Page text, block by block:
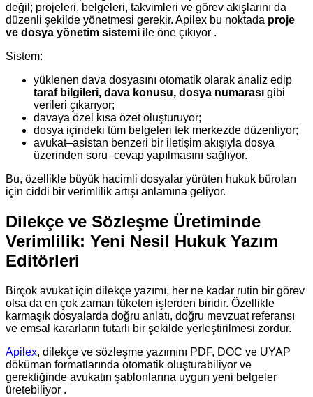
değil; projeleri, belgeleri, takvimleri ve görev akışlarını da
düzenli şekilde yönetmesi gerekir. Apilex bu noktada proje
ve dosya yönetim sistemi ile öne çıkıyor .
Sistem:
yüklenen dava dosyasını otomatik olarak analiz edip
taraf bilgileri, dava konusu, dosya numarası gibi
verileri çıkarıyor;
davaya özel kısa özet oluşturuyor;
dosya içindeki tüm belgeleri tek merkezde düzenliyor;
avukat–asistan benzeri bir iletişim akışıyla dosya
üzerinden soru–cevap yapılmasını sağlıyor.
Bu, özellikle büyük hacimli dosyalar yürüten hukuk büroları
için ciddi bir verimlilik artışı anlamına geliyor.
Dilekçe ve Sözleşme Üretiminde
Verimlilik: Yeni Nesil Hukuk Yazım
Editörleri
Birçok avukat için dilekçe yazımı, her ne kadar rutin bir görev
olsa da en çok zaman tüketen işlerden biridir. Özellikle
karmaşık dosyalarda doğru anlatı, doğru mevzuat referansı
ve emsal kararların tutarlı bir şekilde yerleştirilmesi zordur.
Apilex, dilekçe ve sözleşme yazımını PDF, DOC ve UYAP
döküman formatlarında otomatik oluşturabiliyor ve
gerektiğinde avukatın şablonlarına uygun yeni belgeler
üretebiliyor .